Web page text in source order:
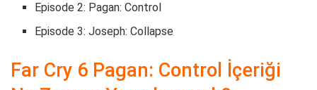
Episode 2: Pagan: Control
Episode 3: Joseph: Collapse
Far Cry 6 Pagan: Control İçeriği